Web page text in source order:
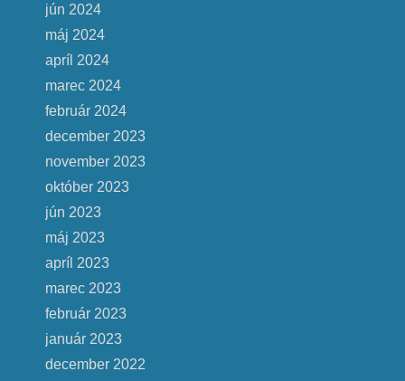
jún 2024
máj 2024
apríl 2024
marec 2024
február 2024
december 2023
november 2023
október 2023
jún 2023
máj 2023
apríl 2023
marec 2023
február 2023
január 2023
december 2022